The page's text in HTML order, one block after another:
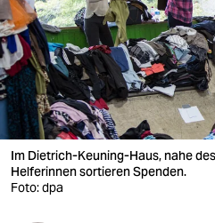
berlin
nord
wahrheit
verlag
verlag
Im Dietrich-Keuning-Haus, nahe
Helferinnen sortieren Spenden.
Foto: dpa